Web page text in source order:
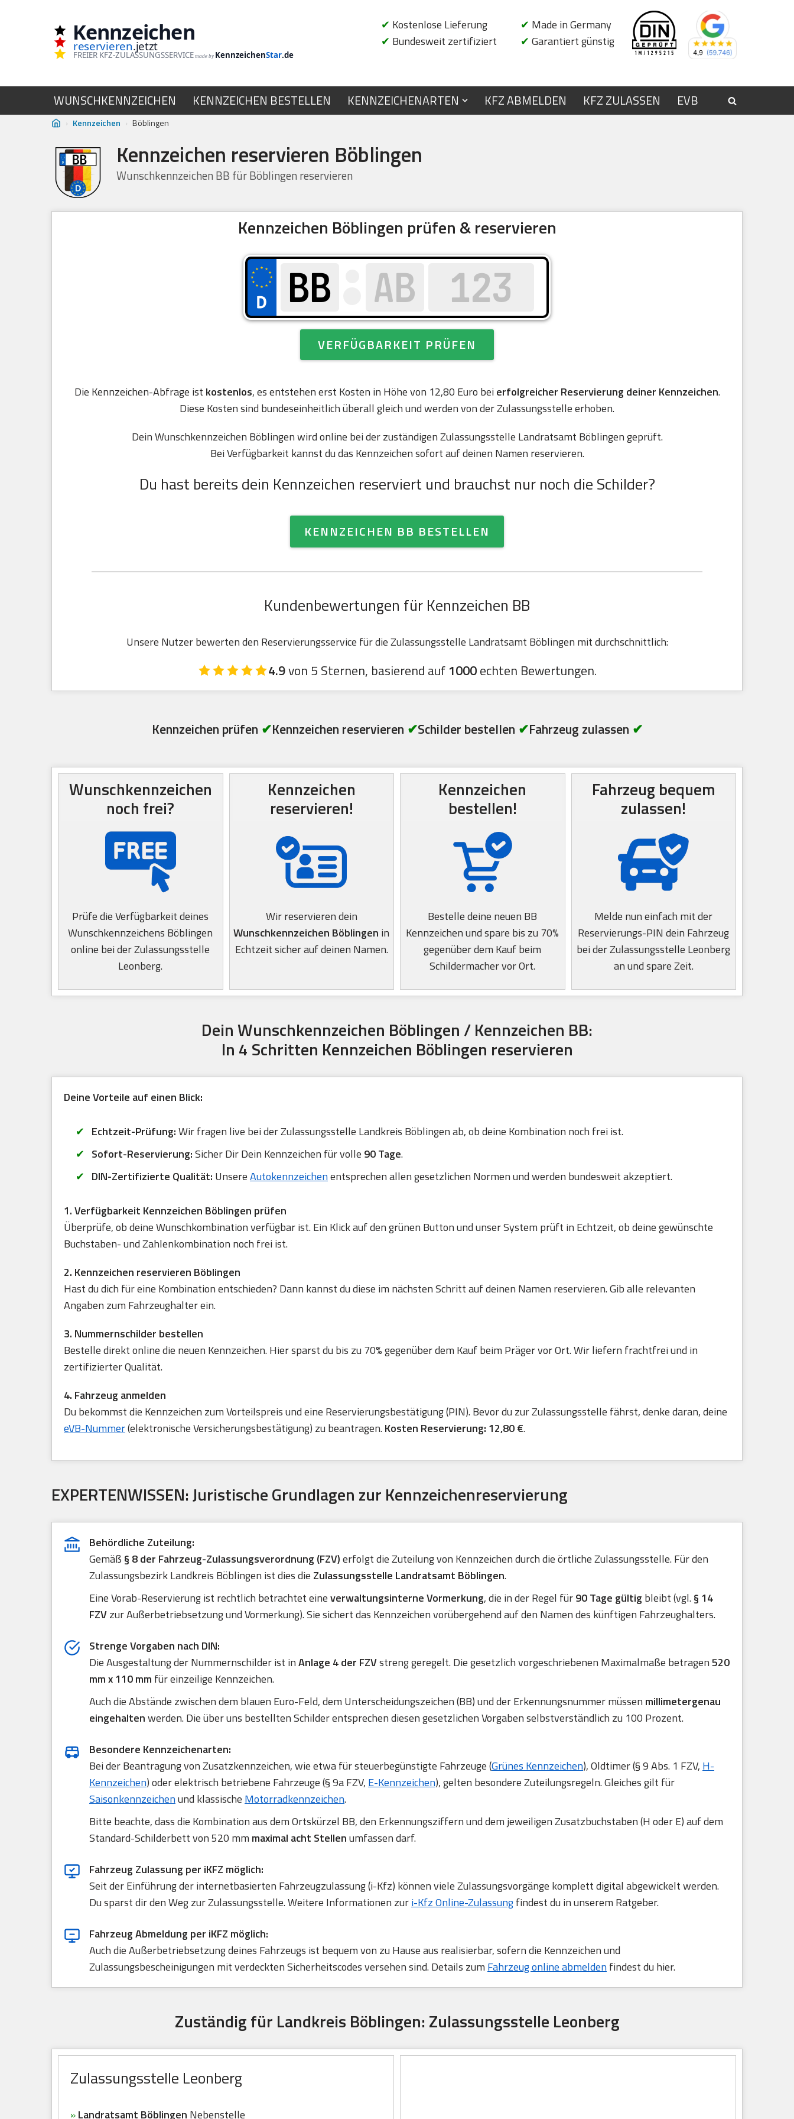
Kennzeichen
reservieren.jetzt
FREIER KFZ-ZULASSUNGSSERVICE made by KennzeichenStar.de
✔ Kostenlose Lieferung
✔ Bundesweit zertifiziert
✔ Made in Germany
✔ Garantiert günstig
WUNSCHKENNZEICHEN KENNZEICHEN BESTELLEN KENNZEICHENARTEN KFZ ABMELDEN KFZ ZULASSEN EVB
› Kennzeichen › Böblingen
Kennzeichen reservieren Böblingen
Wunschkennzeichen BB für Böblingen reservieren
Kennzeichen Böblingen prüfen & reservieren
VERFÜGBARKEIT PRÜFEN
Die Kennzeichen-Abfrage ist kostenlos, es entstehen erst Kosten in Höhe von 12,80 Euro beierfolgreicher Reservierung deiner Kennzeichen.
Diese Kosten sind bundeseinheitlich überall gleich und werden von der Zulassungsstelle erhoben.
Dein Wunschkennzeichen Böblingen wird online bei der zuständigen Zulassungsstelle Landratsamt Böblingen geprüft.
Bei Verfügbarkeit kannst du das Kennzeichen sofort auf deinen Namen reservieren.
Du hast bereits dein Kennzeichen reserviert und brauchst nur noch die Schilder?
KENNZEICHEN BB BESTELLEN
Kundenbewertungen für Kennzeichen BB
Unsere Nutzer bewerten den Reservierungsservice für die Zulassungsstelle Landratsamt Böblingen mit durchschnittlich:
4.9von 5 Sternen, basierend auf1000echten Bewertungen.
Kennzeichen prüfen ✔Kennzeichen reservieren ✔Schilder bestellen ✔Fahrzeug zulassen ✔
Wunschkennzeichen
noch frei?
Prüfe die Verfügbarkeit deines
Wunschkennzeichens Böblingen
online bei der Zulassungsstelle
Leonberg.
Kennzeichen
reservieren!
Wir reservieren dein
Wunschkennzeichen Böblingen in
Echtzeit sicher auf deinen Namen.
Kennzeichen
bestellen!
Bestelle deine neuen BB
Kennzeichen und spare bis zu 70%
gegenüber dem Kauf beim
Schildermacher vor Ort.
Fahrzeug bequem
zulassen!
Melde nun einfach mit der
Reservierungs-PIN dein Fahrzeug
bei der Zulassungsstelle Leonberg
an und spare Zeit.
Dein Wunschkennzeichen Böblingen / Kennzeichen BB:
In 4 Schritten Kennzeichen Böblingen reservieren
Deine Vorteile auf einen Blick:
Echtzeit-Prüfung:Wir fragen live bei der Zulassungsstelle Landkreis Böblingen ab, ob deine Kombination noch frei ist.
Sofort-Reservierung:Sicher Dir Dein Kennzeichen für volle 90 Tage.
DIN-Zertifizierte Qualität: UnsereAutokennzeichenentsprechen allen gesetzlichen Normen und werden bundesweit akzeptiert.
1. Verfügbarkeit Kennzeichen Böblingen prüfen
Überprüfe, ob deine Wunschkombination verfügbar ist. Ein Klick auf den grünen Button und unser System prüft in Echtzeit, ob deine gewünschte
Buchstaben- und Zahlenkombination noch frei ist.
2. Kennzeichen reservieren Böblingen
Hast du dich für eine Kombination entschieden? Dann kannst du diese im nächsten Schritt auf deinen Namen reservieren. Gib alle relevanten
Angaben zum Fahrzeughalter ein.
3. Nummernschilder bestellen
Bestelle direkt online die neuen Kennzeichen. Hier sparst du bis zu 70% gegenüber dem Kauf beim Präger vor Ort. Wir liefern frachtfrei und in
zertifizierter Qualität.
4. Fahrzeug anmelden
Du bekommst die Kennzeichen zum Vorteilspreis und eine Reservierungsbestätigung (PIN). Bevor du zur Zulassungsstelle fährst, denke daran, deine
eVB-Nummer(elektronische Versicherungsbestätigung) zu beantragen.Kosten Reservierung: 12,80 €.
EXPERTENWISSEN: Juristische Grundlagen zur Kennzeichenreservierung
Behördliche Zuteilung:
Gemäß § 8 der Fahrzeug-Zulassungsverordnung (FZV)erfolgt die Zuteilung von Kennzeichen durch die örtliche Zulassungsstelle. Für den
Zulassungsbezirk Landkreis Böblingen ist dies die Zulassungsstelle Landratsamt Böblingen.
Eine Vorab-Reservierung ist rechtlich betrachtet eineverwaltungsinterne Vormerkung, die in der Regel für90 Tage gültig bleibt (vgl.§ 14
FZVzur Außerbetriebsetzung und Vormerkung). Sie sichert das Kennzeichen vorübergehend auf den Namen des künftigen Fahrzeughalters.
Strenge Vorgaben nach DIN:
Die Ausgestaltung der Nummernschilder ist inAnlage 4 der FZVstreng geregelt. Die gesetzlich vorgeschriebenen Maximalmaße betragen520
mm x 110 mm für einzeilige Kennzeichen.
Auch die Abstände zwischen dem blauen Euro-Feld, dem Unterscheidungszeichen (BB) und der Erkennungsnummer müssen millimetergenau
eingehaltenwerden. Die über uns bestellten Schilder entsprechen diesen gesetzlichen Vorgaben selbstverständlich zu 100 Prozent.
Besondere Kennzeichenarten:
Bei der Beantragung von Zusatzkennzeichen, wie etwa für steuerbegünstigte Fahrzeuge (Grünes Kennzeichen), Oldtimer (§ 9 Abs. 1 FZV, H-
Kennzeichen) oder elektrisch betriebene Fahrzeuge (§ 9a FZV, E-Kennzeichen), gelten besondere Zuteilungsregeln. Gleiches gilt für
Saisonkennzeichenund klassische Motorradkennzeichen.
Bitte beachte, dass die Kombination aus dem Ortskürzel BB, den Erkennungsziffern und dem jeweiligen Zusatzbuchstaben (H oder E) auf dem
Standard-Schilderbett von 520 mm maximal acht Stellenumfassen darf.
Fahrzeug Zulassung per iKFZ möglich:
Seit der Einführung der internetbasierten Fahrzeugzulassung (i-Kfz) können viele Zulassungsvorgänge komplett digital abgewickelt werden.
Du sparst dir den Weg zur Zulassungsstelle. Weitere Informationen zuri-Kfz Online-Zulassungfindest du in unserem Ratgeber.
Fahrzeug Abmeldung per iKFZ möglich:
Auch die Außerbetriebsetzung deines Fahrzeugs ist bequem von zu Hause aus realisierbar, sofern die Kennzeichen und
Zulassungsbescheinigungen mit verdeckten Sicherheitscodes versehen sind. Details zum Fahrzeug online abmeldenfindest du hier.
Zuständig für Landkreis Böblingen: Zulassungsstelle Leonberg
Zulassungsstelle Leonberg
»Landratsamt Böblingen Nebenstelle